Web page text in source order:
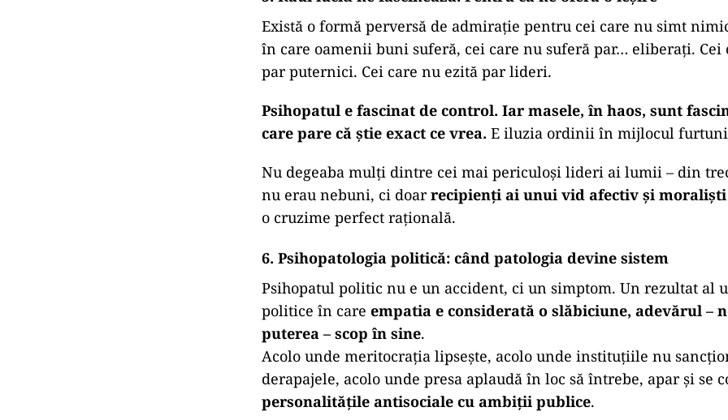
Empatia nu dispare din senin. Ea e roasă zilnic de:
frică (frica economică, frica de celălalt, frica de incertitudine)
umilință(colectivă, repetitivă, transformată în cinism)
dezinformare(care simplifică lumea în „noi vs. ei”)
exemplul de sus(când liderii batjocoresc suferința, oamenii
acceptabil)
oboseală morală(când nu mai crezi că empatia folosește la
O societate agresată constant, mințită și epuizată va ajunge să-și
de a suferi pentru ceilalți. În acel vid, înflorește psihopatul.
5. Răul lucid ne fascinează. Pentru că ne oferă o ieșire
Există o formă perversă de admirație pentru cei care nu simt
în care oamenii buni suferă, cei care nu suferă par… eliberați. Cei
par puternici. Cei care nu ezită par lideri.
Psihopatul e fascinat de control. Iar masele, în haos, sunt
care pare că știe exact ce vrea.E iluzia ordinii în mijlocul furtunii.